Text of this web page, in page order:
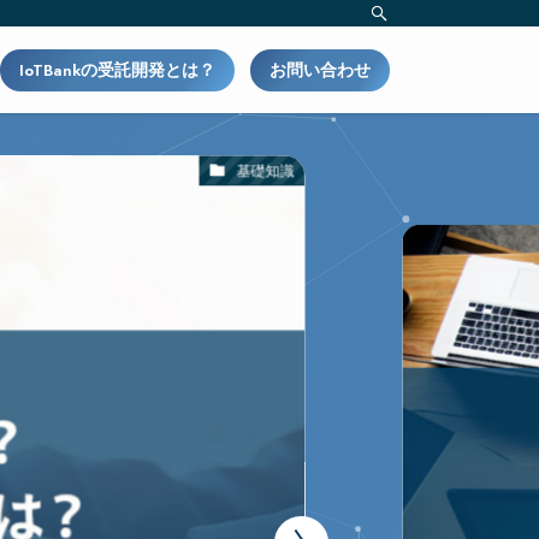
IoTBankの受託開発とは？ お問い合わせ
基礎知識